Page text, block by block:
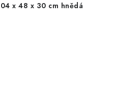
x 48 x 30 cm hnědá